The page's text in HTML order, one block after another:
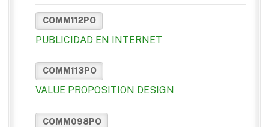
COMM112PO
PUBLICIDAD EN INTERNET
COMM113PO
VALUE PROPOSITION DESIGN
COMM098PO